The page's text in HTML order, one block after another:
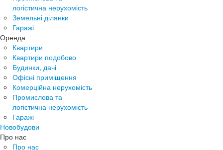
логістична нерухомість
Земельні ділянки
Гаражі
Оренда
Квартири
Квартири подобово
Будинки, дачі
Офісні приміщення
Комерційна нерухомість
Промислова та
логістична нерухомість
Гаражі
Новобудови
Про нас
Про нас